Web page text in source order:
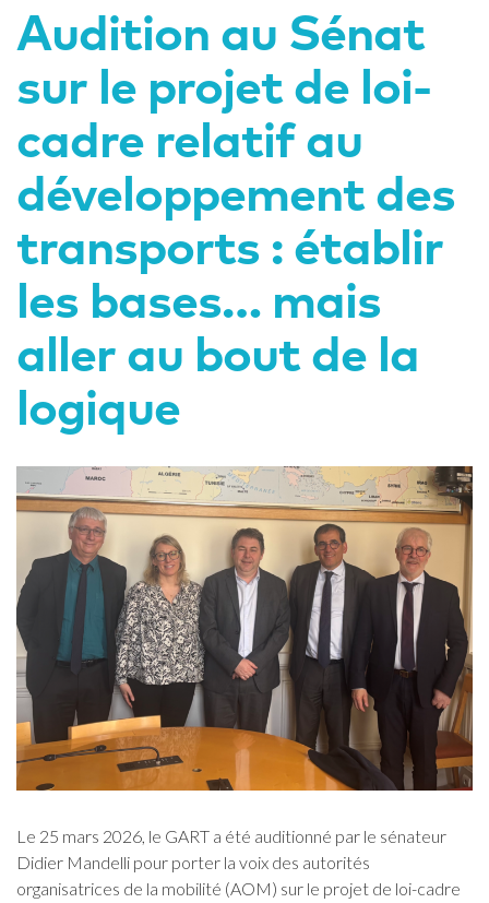
Audition au Sénat
sur le projet de loi-
cadre relatif au
développement des
transports : établir
les bases… mais
aller au bout de la
logique
Le 25 mars 2026, le GART a été auditionné par le sénateur
Didier Mandelli pour porter la voix des autorités
organisatrices de la mobilité (AOM) sur le projet de loi-cadre